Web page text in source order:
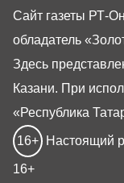
Сайт газеты РТ-
обладатель
Здесь
Казани. При
«Республика
16+ Настоящий
16+